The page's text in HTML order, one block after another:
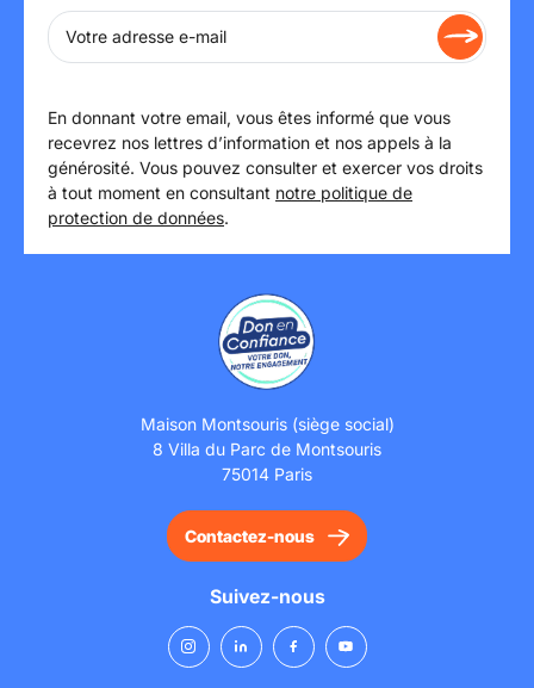
En donnant votre email, vous êtes informé que vous
recevrez nos lettres d’information et nos appels à la
générosité. Vous pouvez consulter et exercer vos droits
à tout moment en consultant notre politique de
protection de données.
Maison Montsouris (siège social)
8 Villa du Parc de Montsouris
75014 Paris
Contactez-nous
Suivez-nous